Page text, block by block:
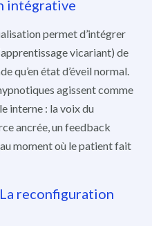
intégrative
permet d’intégrer
vicariant) de
qu’en état d’éveil normal.
agissent comme
interne : la voix du
ancrée, un feedback
moment où le patient fait
reconfiguration